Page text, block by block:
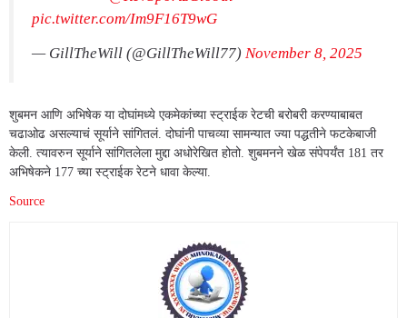
pic.twitter.com/Im9F16T9wG
— GillTheWill (@GillTheWill77) November 8, 2025
शुबमन आणि अभिषेक या दोघांमध्ये एकमेकांच्या स्ट्राईक रेटची बरोबरी करण्याबाबत
चढाओढ असल्याचं सूर्याने सांगितलं. दोघांनी पाचव्या सामन्यात ज्या पद्धतीने फटकेबाजी
केली. त्यावरुन सूर्याने सांगितलेला मुद्दा अधोरेखित होतो. शुबमनने खेळ संपेपर्यंत 181 तर
अभिषेकने 177 च्या स्ट्राईक रेटने धावा केल्या.
Source